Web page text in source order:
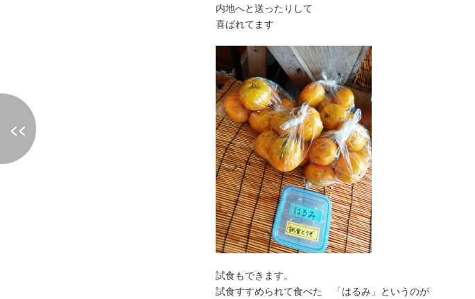
内地へと送ったりして
喜ばれてます
試食もできます。
試食すすめられて食べた 「はるみ」というのが
<<